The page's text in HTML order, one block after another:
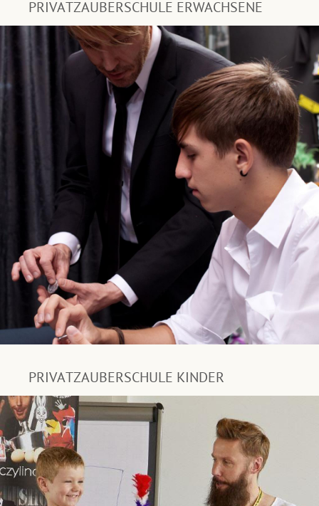
PRIVATZAUBERSCHULE ERWACHSENE
PRIVATZAUBERSCHULE KINDER